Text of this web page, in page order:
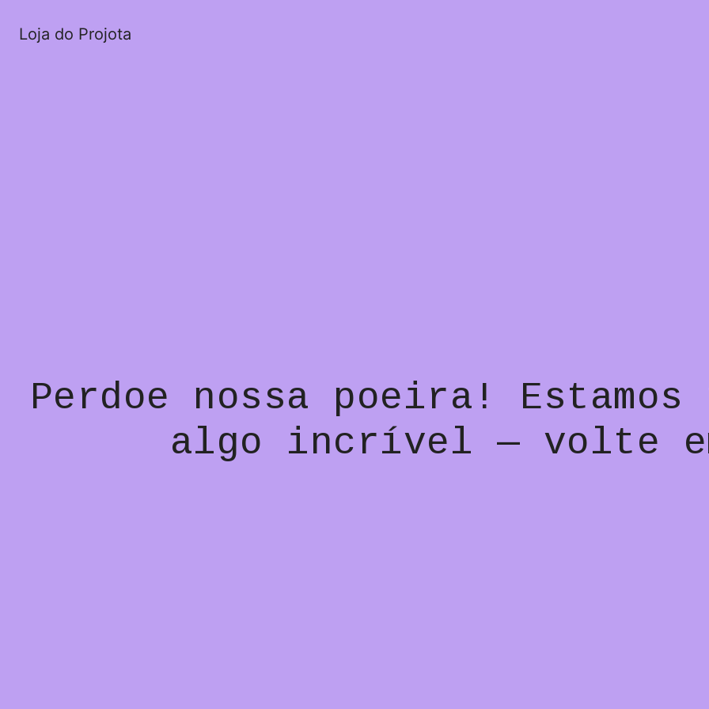
Loja do Projota
Perdoe nossa poeira! Estamos
algo incrível — volte